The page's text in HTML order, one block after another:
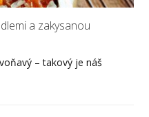
a zakysanou
– takový je náš